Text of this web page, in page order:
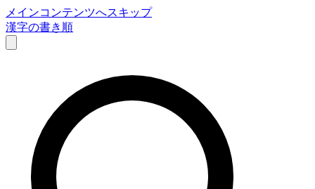
メインコンテンツへスキップ
漢字の書き順